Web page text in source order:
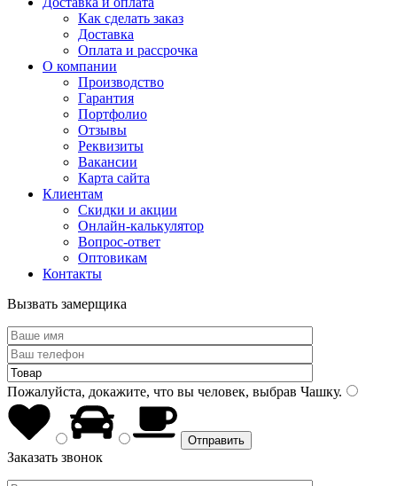
Как сделать заказ
Доставка
Оплата и рассрочка
О компании
Производство
Гарантия
Портфолио
Отзывы
Реквизиты
Вакансии
Карта сайта
Клиентам
Скидки и акции
Онлайн-калькулятор
Вопрос-ответ
Оптовикам
Контакты
Вызвать замерщика
Пожалуйста, докажите, что вы человек, выбрав Чашку.
Заказать звонок